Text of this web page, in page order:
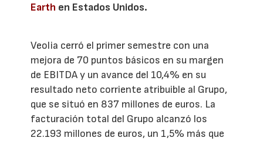
Earth en Estados Unidos.
Veolia cerró el primer semestre con una
mejora de 70 puntos básicos en su margen
de EBITDA y un avance del 10,4% en su
resultado neto corriente atribuible al Grupo,
que se situó en 837 millones de euros. La
facturación total del Grupo alcanzó los
22.193 millones de euros, un 1,5% más que